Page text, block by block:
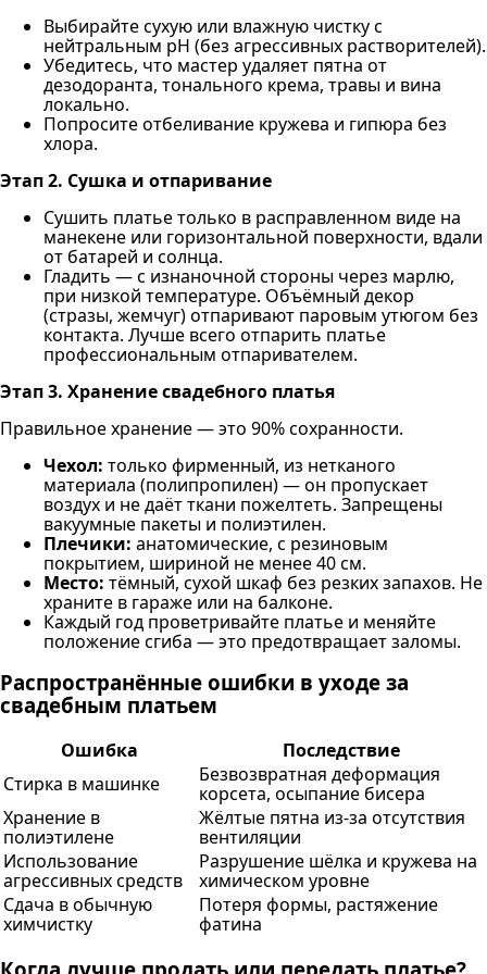
Выбирайте сухую или влажную чистку с
нейтральным pH (без агрессивных растворителей).
Убедитесь, что мастер удаляет пятна от
дезодоранта, тонального крема, травы и вина
локально.
Попросите отбеливание кружева и гипюра без
хлора.
Этап 2. Сушка и отпаривание
Сушить платье только в расправленном виде на
манекене или горизонтальной поверхности, вдали
от батарей и солнца.
Гладить — с изнаночной стороны через марлю,
при низкой температуре. Объёмный декор
(стразы, жемчуг) отпаривают паровым утюгом без
контакта. Лучше всего отпарить платье
профессиональным отпаривателем.
Этап 3. Хранение свадебного платья
Правильное хранение — это 90% сохранности.
Чехол: только фирменный, из нетканого
материала (полипропилен) — он пропускает
воздух и не даёт ткани пожелтеть. Запрещены
вакуумные пакеты и полиэтилен.
Плечики: анатомические, с резиновым
покрытием, шириной не менее 40 см.
Место: тёмный, сухой шкаф без резких запахов. Не
храните в гараже или на балконе.
Каждый год проветривайте платье и меняйте
положение сгиба — это предотвращает заломы.
Распространённые ошибки в уходе за
свадебным платьем
Ошибка
Последствие
Стирка в машинке
Безвозвратная деформация
корсета, осыпание бисера
Хранение в
полиэтилене
Жёлтые пятна из-за отсутствия
вентиляции
Использование
агрессивных средств
Разрушение шёлка и кружева на
химическом уровне
Сдача в обычную
химчистку
Потеря формы, растяжение
фатина